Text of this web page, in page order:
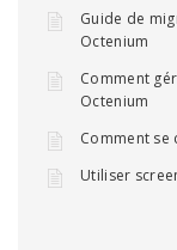
Guide de
Octenium
Comment
Octenium
Comment se
Utiliser